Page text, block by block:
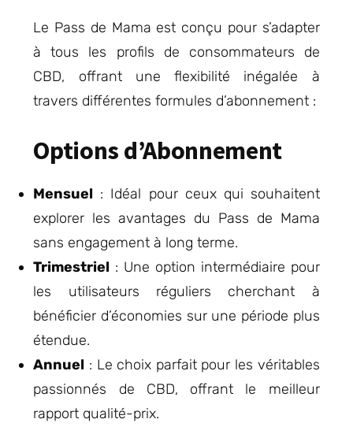
Le Pass de Mama est conçu pour s’adapter
à tous les profils de consommateurs de
CBD, offrant une flexibilité inégalée à
travers différentes formules d’abonnement :
Options d’Abonnement
Mensuel : Idéal pour ceux qui souhaitent
explorer les avantages du Pass de Mama
sans engagement à long terme.
Trimestriel : Une option intermédiaire pour
les utilisateurs réguliers cherchant à
bénéficier d’économies sur une période plus
étendue.
Annuel : Le choix parfait pour les véritables
passionnés de CBD, offrant le meilleur
rapport qualité-prix.